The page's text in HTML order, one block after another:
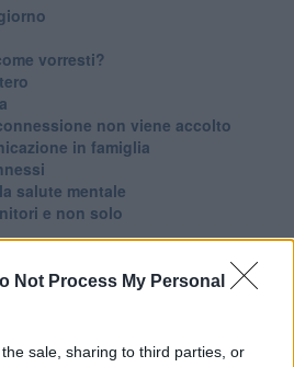
Not Process My Personal
sale, sharing to third parties, or
vorresti?
non viene accolto
in famiglia
salute mentale
e non solo